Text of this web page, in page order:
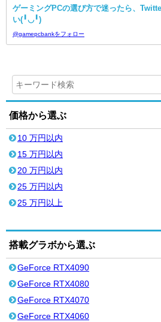
ゲーミングPCの選び方で迷ったら、
い(╹◡╹)
@gamepcbankをフォロー
価格から選ぶ
10 万円以内
15 万円以内
20 万円以内
25 万円以内
25 万円以上
搭載グラボから選ぶ
GeForce RTX4090
GeForce RTX4080
GeForce RTX4070
GeForce RTX4060